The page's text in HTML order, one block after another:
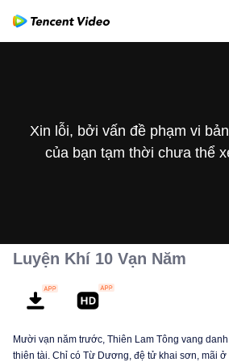
Xin lỗi, bởi vấn đề phạm vi
của bạn tạm thời chưa thể
Luyện Khí 10 Vạn Năm
Mười vạn năm trước, Thiên Lam Tông vang
thiên tài. Chỉ có Từ Dương, đệ tử khai sơn, mãi